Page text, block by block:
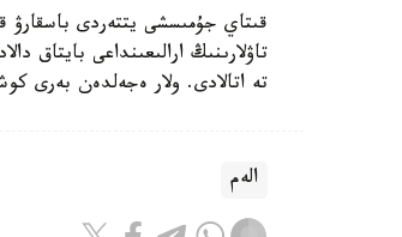
قىتاي جۇمىسشى يتتەردى
تاۋلارىنىڭ ارالىعىنداعى بايتاق
تە اتالادى. ولار ەجەلدەن بەرى
الەم